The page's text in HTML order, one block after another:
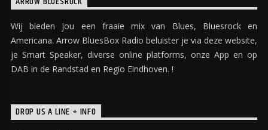
Wij bieden jou een fraaie mix van Blues, Bluesrock en
Americana. Arrow BluesBox Radio beluister je via deze website,
je Smart Speaker, diverse online platforms, onze App en op
DAB in de Randstad en Regio Eindhoven. !
DROP US A LINE + INFO